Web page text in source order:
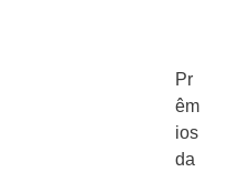
Pr
êm
ios
da